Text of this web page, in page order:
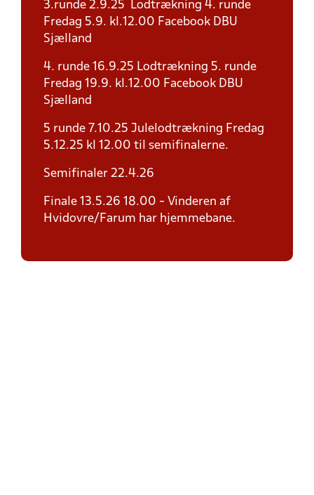
3.runde 2.9.25 Lodtrækning 4. runde
Fredag 5.9. kl.12.00 Facebook DBU
Sjælland
4. runde 16.9.25 Lodtrækning 5. runde
Fredag 19.9. kl.12.00 Facebook DBU
Sjælland
5 runde 7.10.25 Julelodtrækning Fredag
5.12.25 kl 12.00 til semifinalerne.
Semifinaler 22.4.26
Finale 13.5.26 18.00 - Vinderen af
Hvidovre/Farum har hjemmebane.